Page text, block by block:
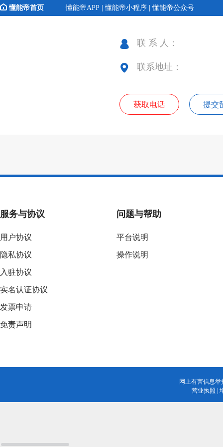
懂能帝首页 懂能帝APP | 懂能帝小程序 | 懂能帝公众号
联 系 人：
联系地址：
获取电话 提交
服务与协议
用户协议
隐私协议
入驻协议
实名认证协议
发票申请
免责声明
问题与帮助
平台说明
操作说明
网上有害信息
营业执照